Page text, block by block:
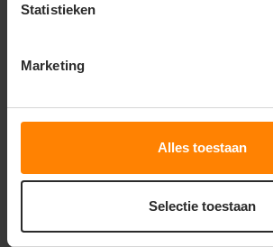
Statistieken
Marketing
Alles toestaan
Selectie toestaan
Bekijken